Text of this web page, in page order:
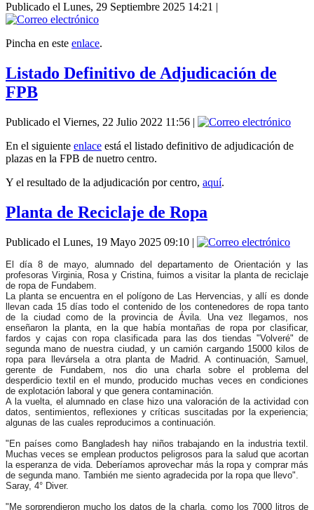
Publicado el Lunes, 29 Septiembre 2025 14:21 |
Pincha en este enlace.
Listado Definitivo de Adjudicación de
FPB
Publicado el Viernes, 22 Julio 2022 11:56 |
En el siguiente enlace está el listado definitivo de adjudicación de
plazas en la FPB de nuetro centro.
Y el resultado de la adjudicación por centro, aquí.
Planta de Reciclaje de Ropa
Publicado el Lunes, 19 Mayo 2025 09:10 |
El día 8 de mayo, alumnado del departamento de Orientación y las
profesoras Virginia, Rosa y Cristina, fuimos a visitar la planta de reciclaje
de ropa de Fundabem.
La planta se encuentra en el polígono de Las Hervencias, y allí es donde
llevan cada 15 días todo el contenido de los contenedores de ropa tanto
de la ciudad como de la provincia de Ávila. Una vez llegamos, nos
enseñaron la planta, en la que había montañas de ropa por clasificar,
fardos y cajas con ropa clasificada para las dos tiendas "Volveré" de
segunda mano de nuestra ciudad, y un camión cargando 15000 kilos de
ropa para llevársela a otra planta de Madrid. A continuación, Samuel,
gerente de Fundabem, nos dio una charla sobre el problema del
desperdicio textil en el mundo, producido muchas veces en condiciones
de explotación laboral y que genera contaminación.
A la vuelta, el alumnado en clase hizo una valoración de la actividad con
datos, sentimientos, reflexiones y críticas suscitadas por la experiencia;
algunas de las cuales reproducimos a continuación.
"En países como Bangladesh hay niños trabajando en la industria textil.
Muchas veces se emplean productos peligrosos para la salud que acortan
la esperanza de vida. Deberíamos aprovechar más la ropa y comprar más
de segunda mano. También me siento agradecida por la ropa que llevo".
Saray, 4° Diver.
"Me sorprendieron mucho los datos de la charla, como los 7000 litros de